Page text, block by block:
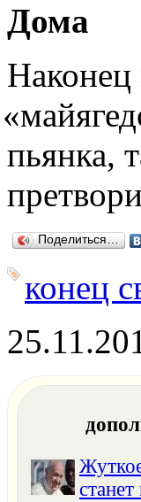
Дома
Наконец
«
пьянка,
Поделиться…
конец